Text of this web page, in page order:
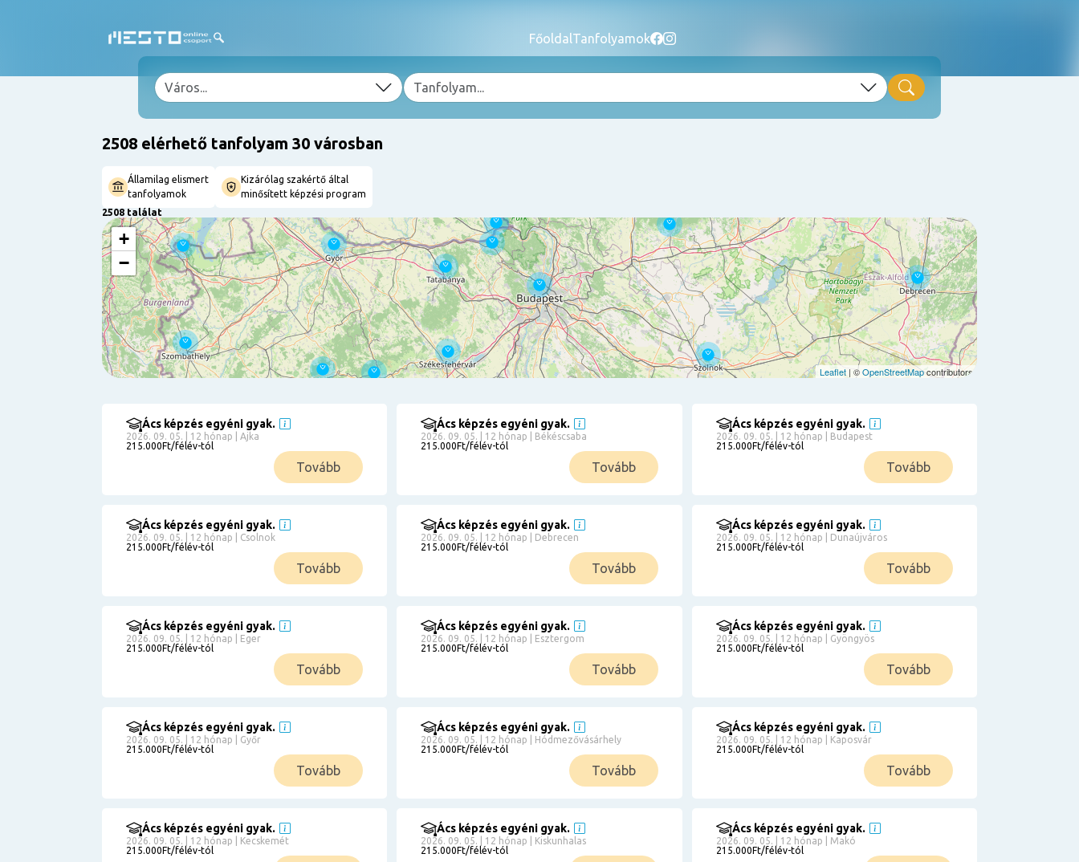
Főoldal Tanfolyamok
2508 elérhető tanfolyam 30 városban
Államilag elismert
tanfolyamok
Kizárólag szakértő által
minősített képzési program
2508 találat
+
−
Leaflet | ©OpenStreetMapcontributors
Szűrés
Érettségi
Részletfizetéssel
Ács képzés egyéni gyak.
2026. 09. 05. | 12 hónap | Ajka
215.000Ft/félév-tól
Tovább
Ács képzés egyéni gyak.
2026. 09. 05. | 12 hónap | Békéscsaba
215.000Ft/félév-tól
Tovább
Ács képzés egyéni gyak.
2026. 09. 05. | 12 hónap | Budapest
215.000Ft/félév-tól
Tovább
Ács képzés egyéni gyak.
2026. 09. 05. | 12 hónap | Csolnok
215.000Ft/félév-tól
Tovább
Ács képzés egyéni gyak.
2026. 09. 05. | 12 hónap | Debrecen
215.000Ft/félév-tól
Tovább
Ács képzés egyéni gyak.
2026. 09. 05. | 12 hónap | Dunaújváros
215.000Ft/félév-tól
Tovább
Ács képzés egyéni gyak.
2026. 09. 05. | 12 hónap | Eger
215.000Ft/félév-tól
Tovább
Ács képzés egyéni gyak.
2026. 09. 05. | 12 hónap | Esztergom
215.000Ft/félév-tól
Tovább
Ács képzés egyéni gyak.
2026. 09. 05. | 12 hónap | Gyöngyös
215.000Ft/félév-tól
Tovább
Ács képzés egyéni gyak.
2026. 09. 05. | 12 hónap | Győr
215.000Ft/félév-tól
Tovább
Ács képzés egyéni gyak.
2026. 09. 05. | 12 hónap | Hódmezővásárhely
215.000Ft/félév-tól
Tovább
Ács képzés egyéni gyak.
2026. 09. 05. | 12 hónap | Kaposvár
215.000Ft/félév-tól
Tovább
Ács képzés egyéni gyak.
2026. 09. 05. | 12 hónap | Kecskemét
215.000Ft/félév-tól
Ács képzés egyéni gyak.
2026. 09. 05. | 12 hónap | Kiskunhalas
215.000Ft/félév-tól
Ács képzés egyéni gyak.
2026. 09. 05. | 12 hónap | Makó
215.000Ft/félév-tól